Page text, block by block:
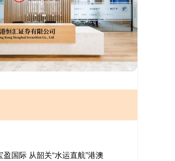
盈国际 从韶关“水运直航”港澳